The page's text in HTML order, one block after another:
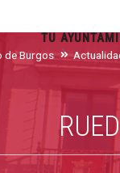
TU
de Burgos